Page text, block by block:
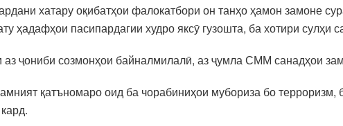
хатару оқибатҳои фалокатбори он танҳо ҳамон замоне
ҳадафҳои пасипардагии худро яксӯ гузошта, ба хотири сулҳи
ҷониби созмонҳои байналмилалӣ, аз ҷумла СММ санадҳои
қатъномаро оид ба чорабиниҳои мубориза бо терроризм,